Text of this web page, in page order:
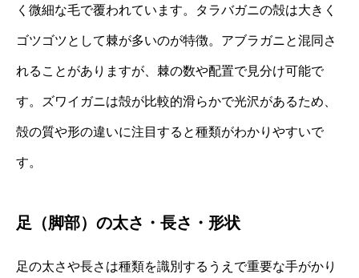
く微細な毛で覆われています。タラバガニの殻は大きく
ゴツゴツとして棘が多いのが特徴。アブラガニと混同さ
れることがありますが、棘の数や配置で見分け可能で
す。ズワイガニは殻が比較的滑らかで光沢があるため、
殻の質や形の違いに注目すると種類がわかりやすいで
す。
足（脚部）の太さ・長さ・形状
足の太さや長さは種類を識別するうえで重要な手がかり